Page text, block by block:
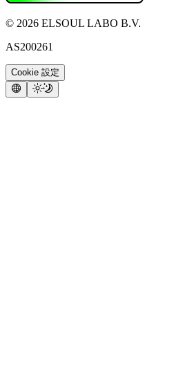
© 2026 ELSOUL LABO B.V.
AS200261
Cookie 設定